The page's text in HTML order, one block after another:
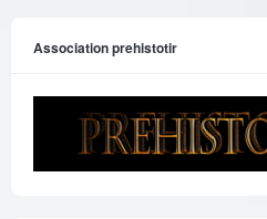
Association prehistotir